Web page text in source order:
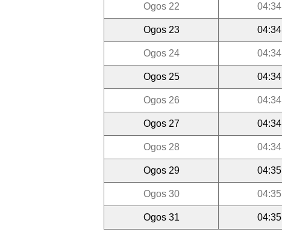
Ogos 22 04:34
Ogos 23 04:34
Ogos 24 04:34
Ogos 25 04:34
Ogos 26 04:34
Ogos 27 04:34
Ogos 28 04:34
Ogos 29 04:35
Ogos 30 04:35
Ogos 31 04:35